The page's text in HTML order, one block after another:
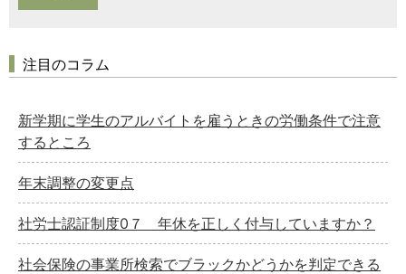
注目のコラム
新学期に学生のアルバイトを雇うときの労働条件で注意
するところ
年末調整の変更点
社労士認証制度0７ 年休を正しく付与していますか？
社会保険の事業所検索でブラックかどうかを判定できる